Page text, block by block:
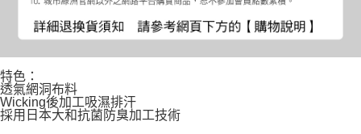
特色：
透氣網洞布料
Wicking後加工吸濕排汗
採用日本大和抗菌防臭加工技術